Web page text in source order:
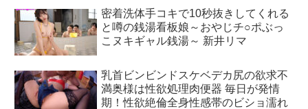
密着洗体手コキで10秒抜きしてくれる
と噂の銭湯看板娘～おやじチ○ポぶっ
こヌキギャル銭湯～ 新井リマ
乳首ビンビンドスケベデカ尻の欲求不
満奥様は性欲処理肉便器 毎日が発情
期！性欲絶倫全身性感帯のビショ濡れ